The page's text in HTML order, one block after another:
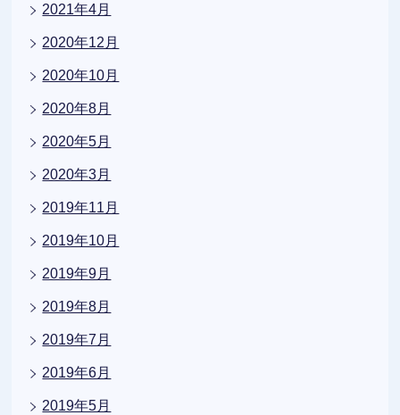
2021年4月
2020年12月
2020年10月
2020年8月
2020年5月
2020年3月
2019年11月
2019年10月
2019年9月
2019年8月
2019年7月
2019年6月
2019年5月